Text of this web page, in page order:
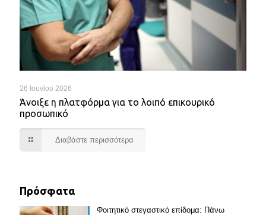
26 Ιουνίου 2026
Άνοιξε η πλατφόρμα για το λοιπό επικουρικό
προσωπικό
Διαβάστε περισσότερα
Πρόσφατα
Φοιτητικό στεγαστικό επίδομα: Πάνω